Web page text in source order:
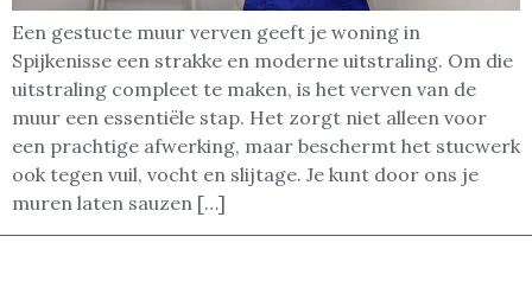
Een gestucte muur verven geeft je woning in
Spijkenisse een strakke en moderne uitstraling. Om die
uitstraling compleet te maken, is het verven van de
muur een essentiële stap. Het zorgt niet alleen voor
een prachtige afwerking, maar beschermt het stucwerk
ook tegen vuil, vocht en slijtage. Je kunt door ons je
muren laten sauzen […]